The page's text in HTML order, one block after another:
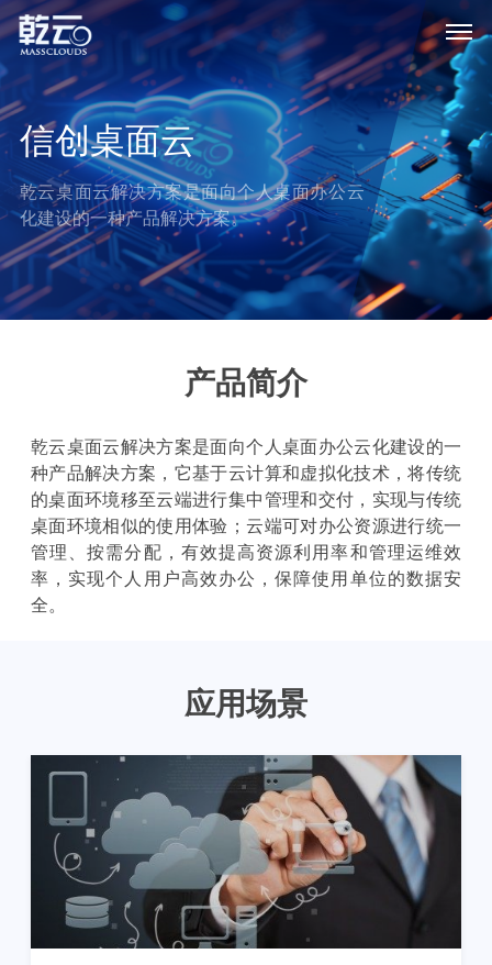
信创桌面云
乾云桌面云解决方案是面向个人桌面办公云
化建设的一种产品解决方案。
产品简介
乾云桌面云解决方案是面向个人桌面办公云化建设的一
种产品解决方案，它基于云计算和虚拟化技术，将传统
的桌面环境移至云端进行集中管理和交付，实现与传统
桌面环境相似的使用体验；云端可对办公资源进行统一
管理、按需分配，有效提高资源利用率和管理运维效
率，实现个人用户高效办公，保障使用单位的数据安
全。
应用场景